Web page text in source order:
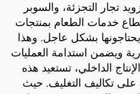
تجار التجزئة، والسوبر
خدمات الطعام بمنتجات
يحتاجونها بشكل عاجل. وهذا
ويضمن استدامة العمليات
الداخلي، تستعيد هذه
تكاليف التغليف. حيث